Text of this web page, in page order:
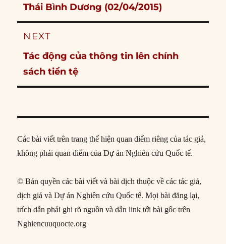
post:
Thái Bình Dương (02/04/2015)
NEXT
Next
post:
Tác động của thông tin lên chính
sách tiền tệ
Các bài viết trên trang thể hiện quan điểm riêng của tác giả,
không phải quan điểm của Dự án Nghiên cứu Quốc tế.
© Bản quyền các bài viết và bài dịch thuộc về các tác giả,
dịch giả và Dự án Nghiên cứu Quốc tế. Mọi bài đăng lại,
trích dẫn phải ghi rõ nguồn và dẫn link tới bài gốc trên
Nghiencuuquocte.org